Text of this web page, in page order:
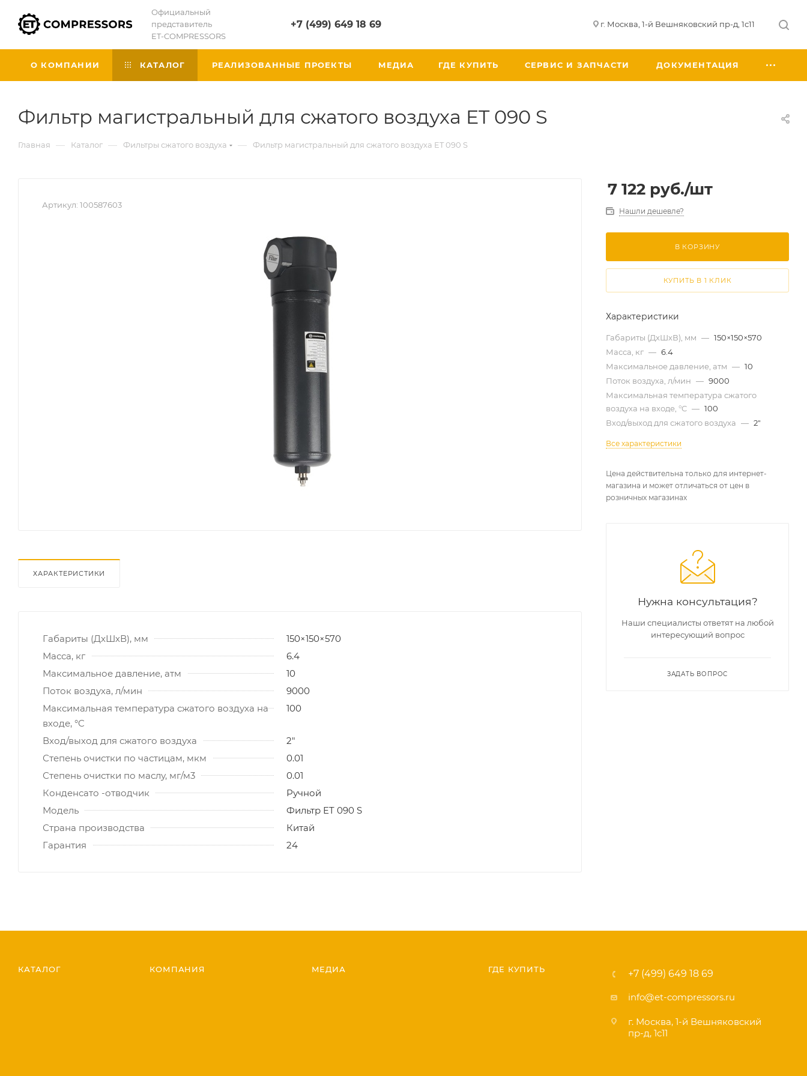
Официальный
представитель
ET-COMPRESSORS
+7 (499) 649 18 69 г. Москва, 1-й Вешняковский пр-д, 1с11
О КОМПАНИИ КАТАЛОГ РЕАЛИЗОВАННЫЕ ПРОЕКТЫ МЕДИА ГДЕ КУПИТЬ СЕРВИС И ЗАПЧАСТИ ДОКУМЕНТАЦИЯ
Фильтр магистральный для сжатого воздуха ET 090 S
Главная — Каталог — Фильтры сжатого воздуха — Фильтр магистральный для сжатого воздуха ET 090 S
Артикул: 100587603
ХАРАКТЕРИСТИКИ
Габариты (ДхШхВ), мм
150×150×570
Масса, кг
6.4
Максимальное давление, атм
10
Поток воздуха, л/мин
9000
Максимальная температура сжатого воздуха на
входе, °C
100
Вход/выход для сжатого воздуха
2"
Степень очистки по частицам, мкм
0.01
Степень очистки по маслу, мг/м3
0.01
Конденсато -отводчик
Ручной
Модель
Фильтр ET 090 S
Страна производства
Китай
Гарантия
24
7 122 руб./шт
Нашли дешевле?
В КОРЗИНУ
КУПИТЬ В 1 КЛИК
Характеристики
Габариты (ДхШхВ), мм — 150×150×570
Масса, кг — 6.4
Максимальное давление, атм — 10
Поток воздуха, л/мин — 9000
Максимальная температура сжатого
воздуха на входе, °C — 100
Вход/выход для сжатого воздуха — 2"
Все характеристики
Цена действительна только для интернет-
магазина и может отличаться от цен в
розничных магазинах
Нужна консультация?
Наши специалисты ответят на любой
интересующий вопрос
ЗАДАТЬ ВОПРОС
КАТАЛОГ КОМПАНИЯ МЕДИА ГДЕ КУПИТЬ +7 (499) 649 18 69
info@et-compressors.ru
г. Москва, 1-й Вешняковский
пр-д, 1с11